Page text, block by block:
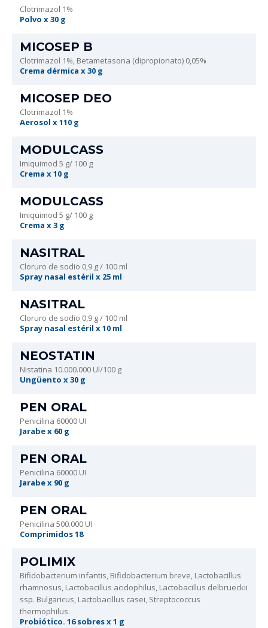
Clotrimazol 1%
Polvo x 30 g
MICOSEP B
Clotrimazol 1%, Betametasona (dipropionato) 0,05%
Crema dérmica x 30 g
MICOSEP DEO
Clotrimazol 1%
Aerosol x 110 g
MODULCASS
Imiquimod 5 g/ 100 g
Crema x 10 g
MODULCASS
Imiquimod 5 g/ 100 g
Crema x 3 g
NASITRAL
Cloruro de sodio 0,9 g / 100 ml
Spray nasal estéril x 25 ml
NASITRAL
Cloruro de sodio 0,9 g / 100 ml
Spray nasal estéril x 10 ml
NEOSTATIN
Nistatina 10.000.000 Ul/100 g
Ungüento x 30 g
PEN ORAL
Penicilina 60000 UI
Jarabe x 60 g
PEN ORAL
Penicilina 60000 UI
Jarabe x 90 g
PEN ORAL
Penicilina 500.000 UI
Comprimidos 18
POLIMIX
Bifidobacterium infantis, Bifidobacterium breve, Lactobacillus
rhamnosus, Lactobacillus acidophilus, Lactobacillus delbrueckii
ssp. Bulgaricus, Lactobacillus casei, Streptococcus
thermophilus.
Probiótico. 16 sobres x 1 g